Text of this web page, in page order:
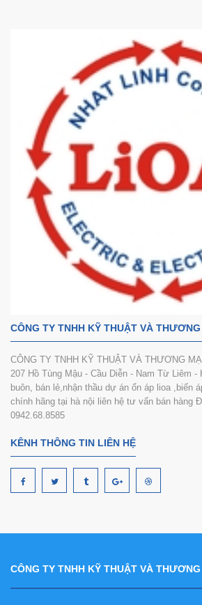
CÔNG TY TNHH KỸ THUẬT VÀ
CÔNG TY TNHH KỸ THUẬT VÀ THƯƠNG
207 Hồ Tùng Mậu - Cầu Diễn - Nam Từ Liêm -
buôn, bán lẻ,nhận thầu dự án ổn áp lioa ,biến
chính hãng tại hà nội liên hệ tư vấn bán hàng
0942.68.8585
KÊNH THÔNG TIN LIÊN HỆ
CÔNG TY TNHH KỸ THUẬT VÀ